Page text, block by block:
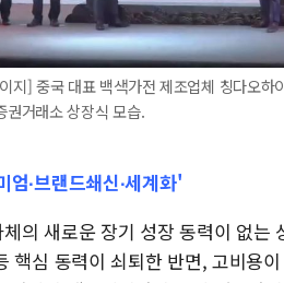
지] 중국 대표 백색가전 제조업체 칭다오
거래소 상장식 모습.
∙브랜드쇄신∙세계화'
의 새로운 장기 성장 동력이 없는
핵심 동력이 쇠퇴한 반면, 고비용